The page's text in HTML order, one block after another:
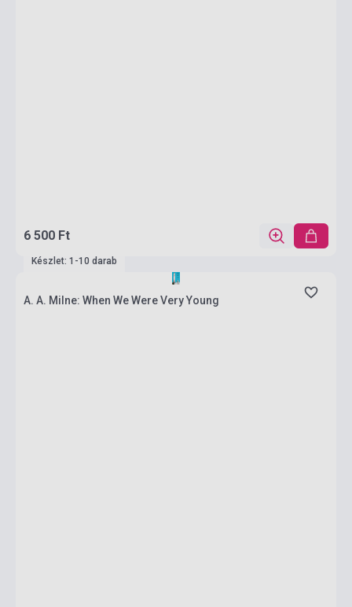
6 500 Ft
Készlet: 1-10 darab
A. A. Milne: When We Were Very Young